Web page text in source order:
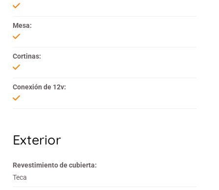
Mesa:
Cortinas:
Conexión de 12v:
Exterior
Revestimiento de cubierta:
Teca